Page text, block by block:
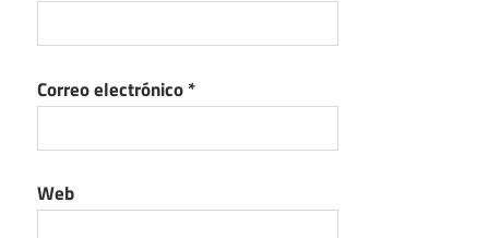
Correo electrónico*
Web